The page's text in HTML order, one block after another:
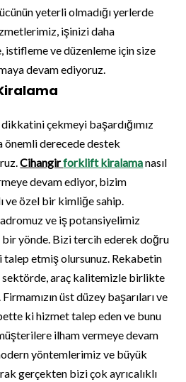
yeterli olmadığı yerlerde
işinizi daha
istifleme ve düzenleme için size
devam ediyoruz.
çekmeyi başardığımız
önemli derecede destek
Cihangirforklift kiralamanasıl
devam ediyor, bizim
ve özel bir kimliğe sahip.
ve iş potansiyelimiz
yönde. Bizi tercih ederek doğru
talep etmiş olursunuz. Rekabetin
sektörde, araç kalitemizle birlikte
üst düzey başarıları ve
ki hizmet talep eden ve bunu
ilham vermeye devam
yöntemlerimiz ve büyük
gerçekten bizi çok ayrıcalıklı